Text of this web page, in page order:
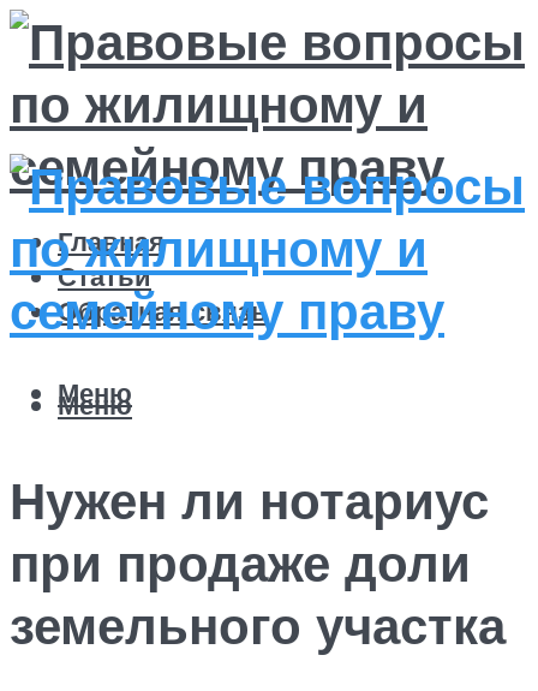
Главная
Статьи
Обратная связь
Меню
Меню
Нужен ли нотариус
при продаже доли
земельного участка